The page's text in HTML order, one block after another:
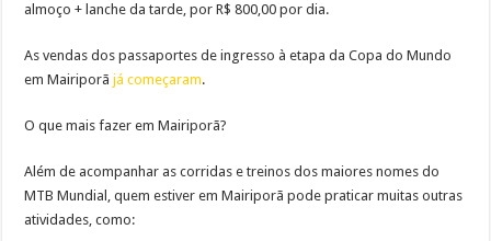
almoço + lanche da tarde, por R$ 800,00 por dia.
As vendas dos passaportes de ingresso à etapa da Copa do Mundo
em Mairiporãjá começaram.
O que mais fazer em Mairiporã?
Além de acompanhar as corridas e treinos dos maiores nomes do
MTB Mundial, quem estiver em Mairiporã pode praticar muitas outras
atividades, como: